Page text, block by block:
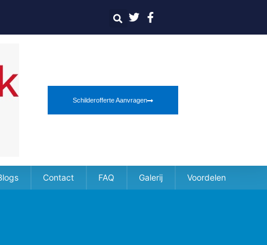
Schilderofferte Aanvragen
Contact FAQ Galerij Voordelen